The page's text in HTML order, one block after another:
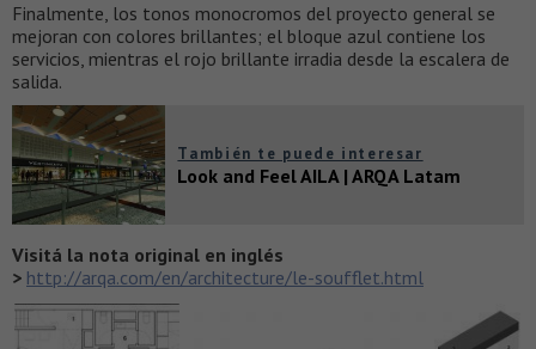
Finalmente, los tonos monocromos del proyecto general se
mejoran con colores brillantes; el bloque azul contiene los
servicios, mientras el rojo brillante irradia desde la escalera de
salida.
También te puede interesar
Look and Feel AILA | ARQA Latam
Visitá la nota original en inglés
> http://arqa.com/en/architecture/le-soufflet.html